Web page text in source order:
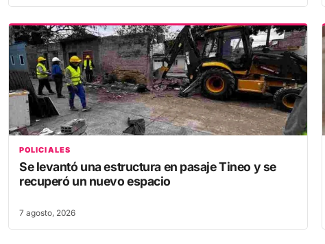
POLICIALES
Se levantó una estructura en pasaje Tineo y se
recuperó un nuevo espacio
7 agosto, 2026